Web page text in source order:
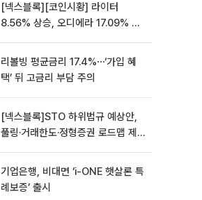
[넥스블록][코인시황] 라이터
8.56% 상승, 오디에라 17.09% 하
리볼빙 평균금리 17.4%⋯‘가입 혜
택’ 뒤 고금리 부담 주의
[넥스블록]STO 하위법규 예상안,
풀링·거래한도·정형증권 로드맵 제
기업은행, 비대면 ‘i-ONE 햇살론 특
례보증’ 출시